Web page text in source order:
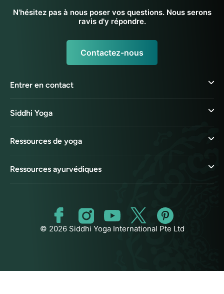
N'hésitez pas à nous poser vos questions. Nous serons
ravis d'y répondre.
Contactez-nous
Entrer en contact
Siddhi Yoga
Ressources de yoga
Ressources ayurvédiques
© 2026 Siddhi Yoga International Pte Ltd